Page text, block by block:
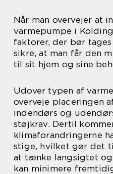
Når man overvejer at
varmepumpe i
faktorer, der bør
sikre, at man får den
til sit hjem og sine
Udover typen af
overveje placeringen
indendørs og
støjkrav. Dertil
klimaforandringerne
stige, hvilket gør det
at tænke langsigtet
kan minimere